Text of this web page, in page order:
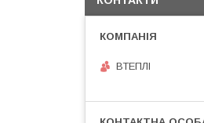
ВТЕПЛІ